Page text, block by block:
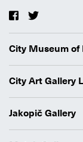
City Museum of
City Art Gallery
Jakopič Gallery